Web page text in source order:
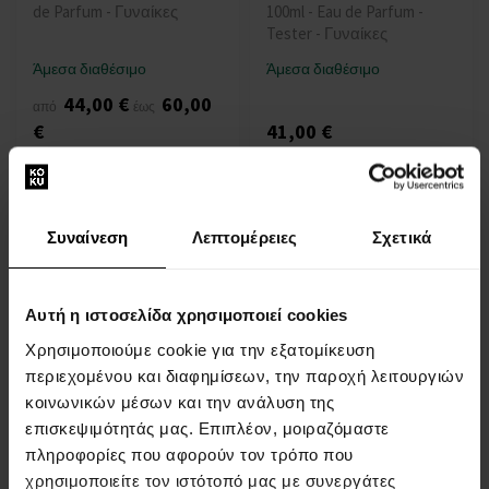
Συναίνεση Λεπτομέρειες Σχετικά
Αυτή η ιστοσελίδα χρησιμοποιεί cookies
Χρησιμοποιούμε cookie για την εξατομίκευση
περιεχομένου και διαφημίσεων, την παροχή λειτουργιών
κοινωνικών μέσων και την ανάλυση της
επισκεψιμότητάς μας. Επιπλέον, μοιραζόμαστε
πληροφορίες που αφορούν τον τρόπο που
χρησιμοποιείτε τον ιστότοπό μας με συνεργάτες
de Parfum - Γυναίκες
Άμεσα διαθέσιμο
από 44,00 € έως 60,00
€
100ml - Eau de Parfum -
Tester - Γυναίκες
Άμεσα διαθέσιμο
41,00 €
Next Eau de Parfum
Από 30ml - έως 100ml - Eau
de Parfum - Γυναίκες
Άμεσα διαθέσιμο
από 31,00 €έως46,00
Parfum - Tester
100ml - Eau de Parfum -
Tester - Γυναίκες
Άμεσα διαθέσιμο